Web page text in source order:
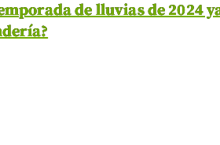
de lluvias de 2024